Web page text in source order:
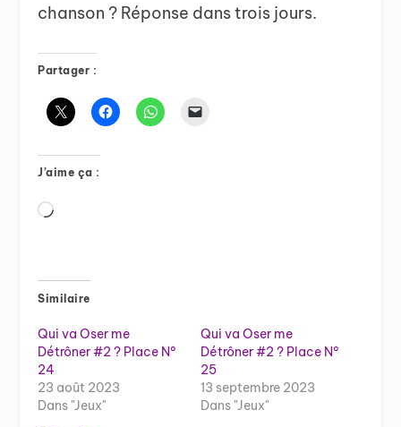
chanson ? Réponse dans trois jours.
Partager :
J’aime ça :
Chargement…
Similaire
Qui va Oser me
Détrôner #2 ? Place N°
24
23 août 2023
Dans "Jeux"
Qui va Oser me
Détrôner #2 ? Place N°
25
13 septembre 2023
Dans "Jeux"